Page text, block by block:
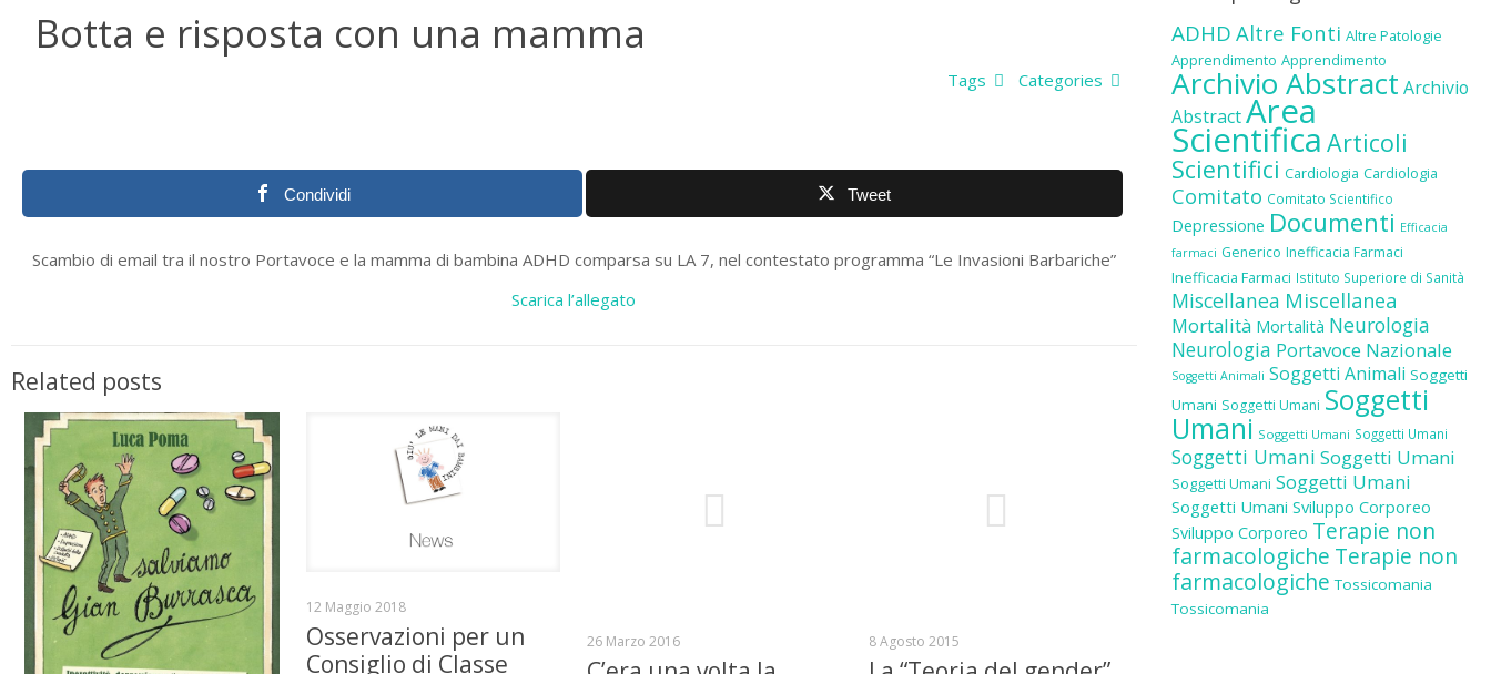
Botta e risposta con una mamma
Categories
Tags
Condividi Tweet
Scambio di email tra il nostro Portavoce e la mamma di bambina ADHD comparsa su LA 7, nel contestato programma “Le Invasioni Barbariche”
Scarica l’allegato
Related posts
12 Maggio 2018
Osservazioni per un
Consiglio di Classe
26 Marzo 2016 8 Agosto 2015
ADHD Altre Fonti Altre Patologie
Apprendimento Apprendimento
Archivio Abstract Archivio
AbstractArea
Scientifica Articoli
Scientifici Cardiologia Cardiologia
Comitato Comitato Scientifico
Depressione Documenti Efficacia
farmaci Generico Inefficacia Farmaci
Inefficacia Farmaci Istituto Superiore di Sanità
Miscellanea Miscellanea
Mortalità Mortalità Neurologia
Neurologia Portavoce Nazionale
Soggetti Animali Soggetti Animali Soggetti
Umani Soggetti Umani Soggetti
Umani Soggetti Umani Soggetti Umani
Soggetti Umani Soggetti Umani
Soggetti Umani Soggetti Umani
Soggetti Umani Sviluppo Corporeo
Sviluppo Corporeo Terapie non
farmacologiche Terapie non
farmacologiche Tossicomania
Tossicomania